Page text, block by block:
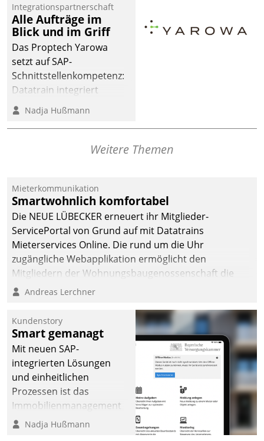
passende Fragen und
Schlagworte auswirft.
Eine intuitive
Dialogführung ermöglicht
dem externen
Serviceteam, Anrufe von
Mietenden zügiger und
effizienter zu bearbeiten.
Integrationspartnerschaft
Alle Aufträge im
Blick und im Griff
Das Proptech Yarowa
setzt auf SAP-
Schnittstellenkompetenz:
Datatrain integriert
Yarowas Portal zur
Vergabe und Verwaltung
von Aufträgen der
deutscher
Wohnungsunternehmen
– und beschleunigt damit
den Weg vom
Mieteranliegen zum
Dienstleisterauftrag.
Nadja Hußmann
Weitere Themen
Mieterkommunikation
Smartwohnlich komfortabel
Die NEUE LÜBECKER erneuert ihr Mitglieder-
ServicePortal von Grund auf mit Datatrains
Mieterservices Online. Die rund um die Uhr
zugängliche Webapplikation ermöglicht den
Mitgliedern der Wohnungs­bau­genossenschaft die
Kontaktaufnahme per Smartphone, Tablet oder PC.
Andreas Lerchner
Kundenstory
Smart gemanagt
Mit neuen SAP-
integrierten Lösungen
und einheitlichen
Prozessen ist das
Immobilienmanagement
der Bayerischen
Nadja Hußmann